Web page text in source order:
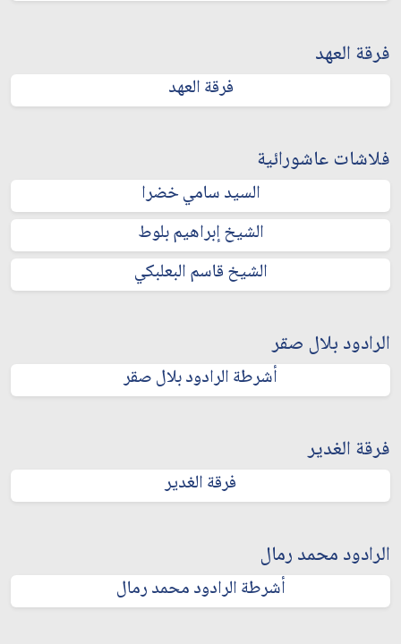
فرقة العهد
فرقة العهد
فلاشات عاشورائية
السيد سامي خضرا
الشيخ إبراهيم بلوط
الشيخ قاسم البعلبكي
الرادود بلال صقر
أشرطة الرادود بلال صقر
فرقة الغدير
فرقة الغدير
الرادود محمد رمال
أشرطة الرادود محمد رمال